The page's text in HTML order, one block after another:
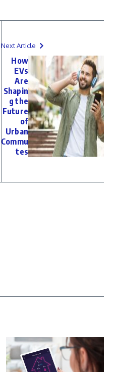
Next Article
How
EVs
Are
Shapin
g the
Future
of
Urban
Commu
tes